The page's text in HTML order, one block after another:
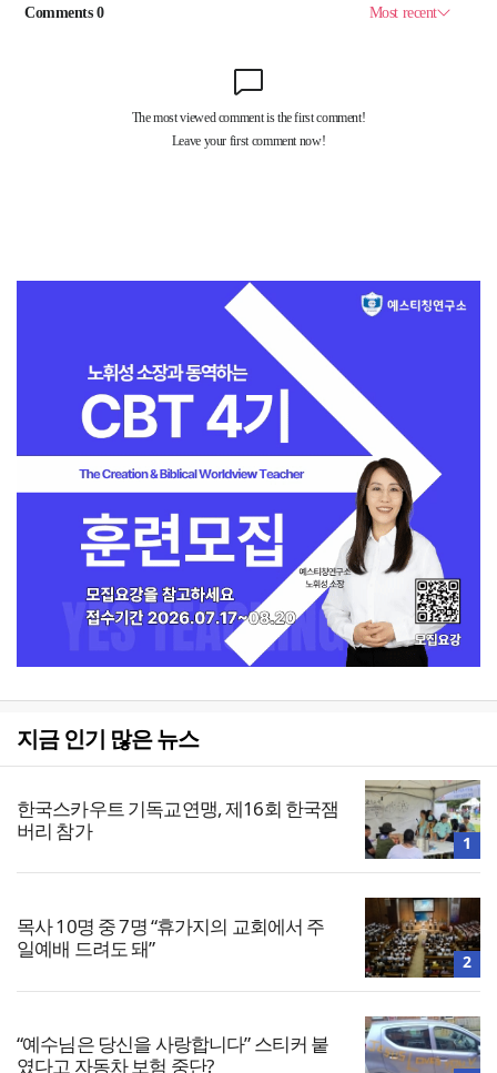
지금 인기 많은 뉴스
한국스카우트 기독교연맹, 제16회 한국잼
버리 참가
1
목사 10명 중 7명 “휴가지의 교회에서 주
일예배 드려도 돼”
2
“예수님은 당신을 사랑합니다” 스티커 붙
였다고 자동차 보험 중단?